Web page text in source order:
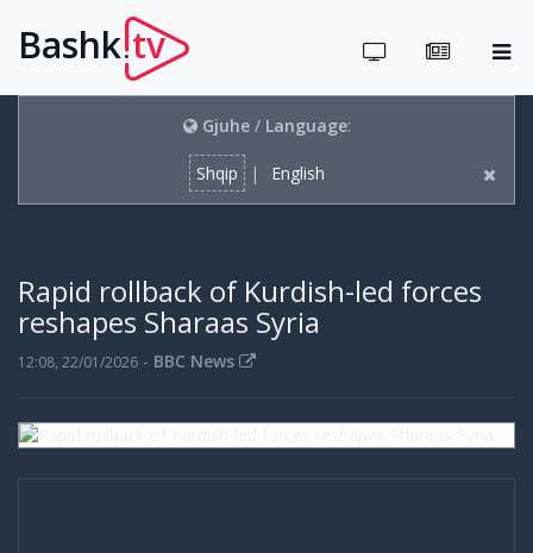
Bashk.tv
Gjuhe/ Language:
Shqip | English
Rapid rollback of Kurdish-led forces
reshapes Sharaas Syria
12:08, 22/01/2026 - BBC News